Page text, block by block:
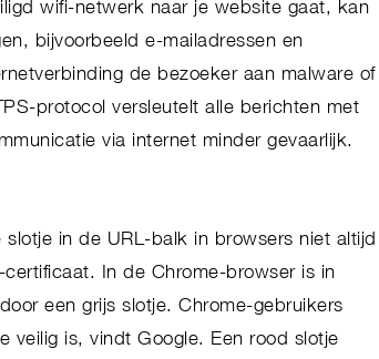
wifi-netwerk naar je website gaat, kan
bijvoorbeeld e-mailadressen en
de bezoeker aan malware of
protocol versleutelt alle berichten met
via internet minder gevaarlijk.
in de URL-balk in browsers niet altijd
In de Chrome-browser is in
een grijs slotje. Chrome-gebruikers
veilig is, vindt Google. Een rood slotje